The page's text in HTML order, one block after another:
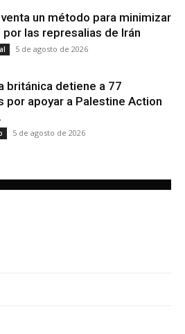
un método para minimizar
por las represalias de Irán
5 de agosto de 2026
británica detiene a 77
por apoyar a Palestine Action
5 de agosto de 2026